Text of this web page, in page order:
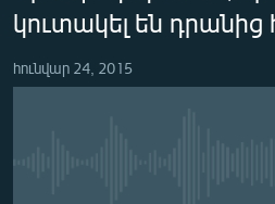
ՀԱՍԱՐԱԿՈՒԹՅՈՒՆ
ՏՆՏԵՍՈՒԹՅՈՒՆ
Spotify
կուտակել են դրանից
հունվար 24, 2015